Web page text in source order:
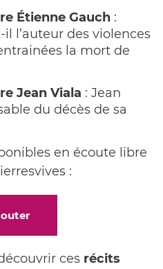
Étienne Gauch :
l’auteur des violences
la mort de
Jean Viala : Jean
du décès de sa
en écoute libre
:
ces récits